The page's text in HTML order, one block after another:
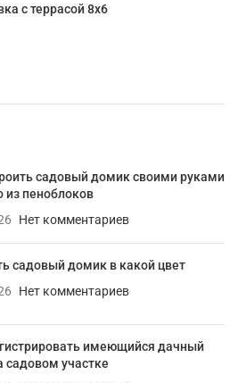
с террасой 8х6
садовый домик своими руками
из пеноблоков
Нет комментариев
садовый домик в какой цвет
Нет комментариев
имеющийся дачный
садовом участке